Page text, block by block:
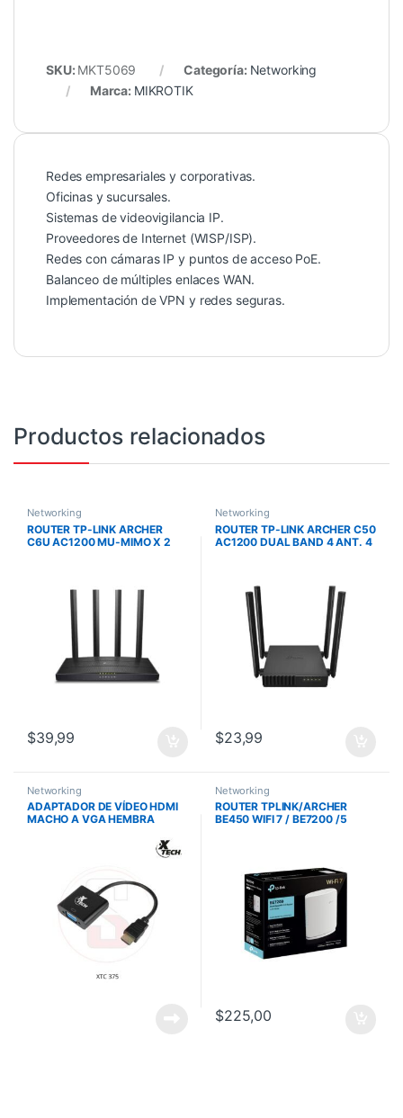
SKU: MKT5069 Categoría: Networking
Marca: MIKROTIK
Redes empresariales y corporativas.
Oficinas y sucursales.
Sistemas de videovigilancia IP.
Proveedores de Internet (WISP/ISP).
Redes con cámaras IP y puntos de acceso PoE.
Balanceo de múltiples enlaces WAN.
Implementación de VPN y redes seguras.
Productos relacionados
Networking
ROUTER TP-LINK ARCHER
C6U AC1200 MU-MIMO X 2
$39,99
Networking
ROUTER TP-LINK ARCHER C50
AC1200 DUAL BAND 4 ANT. 4
$23,99
Networking
ADAPTADOR DE VÍDEO HDMI
MACHO A VGA HEMBRA
Networking
ROUTER TPLINK/ARCHER
BE450 WIFI 7 / BE7200 /5
$225,00